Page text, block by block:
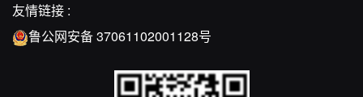
友情链接 :
鲁公网安备 37061102001128号